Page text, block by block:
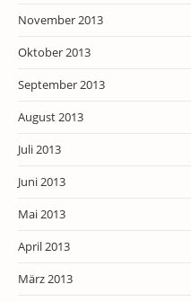
November 2013
Oktober 2013
September 2013
August 2013
Juli 2013
Juni 2013
Mai 2013
April 2013
März 2013